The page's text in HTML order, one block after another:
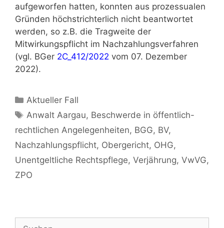
aufgeworfen hatten, konnten aus prozessualen
Gründen höchstrichterlich nicht beantwortet
werden, so z.B. die Tragweite der
Mitwirkungspflicht im Nachzahlungsverfahren
(vgl. BGer 2C_412/2022 vom 07. Dezember
2022).
Aktueller Fall
Anwalt Aargau, Beschwerde in öffentlich-
rechtlichen Angelegenheiten, BGG, BV,
Nachzahlungspflicht, Obergericht, OHG,
Unentgeltliche Rechtspflege, Verjährung, VwVG,
ZPO